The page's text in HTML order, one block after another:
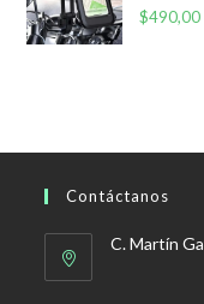
$490,00
Contáctanos
C. Martín